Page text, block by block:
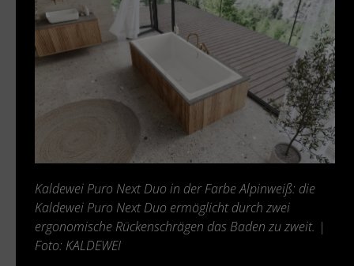
Kaldewei Puro Next Duo in der Farbe Alpinweiß: die
Kaldewei Puro Next Duo ermöglicht durch zwei
ergonomische Rückenschrägen das Baden zu zweit. |
Foto: KALDEWEI